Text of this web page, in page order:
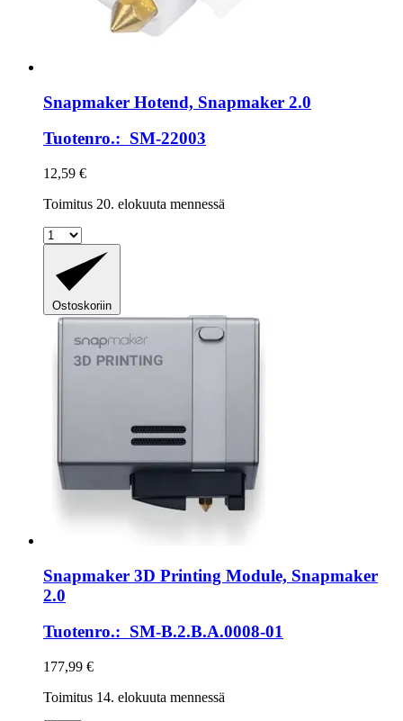
Snapmaker Hotend, Snapmaker 2.0
Tuotenro.: SM-22003
12,59 €
Toimitus 20. elokuuta mennessä
Ostoskoriin
Snapmaker 3D Printing Module, Snapmaker
2.0
Tuotenro.: SM-B.2.B.A.0008-01
177,99 €
Toimitus 14. elokuuta mennessä